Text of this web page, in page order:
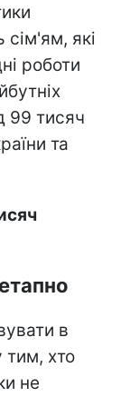
які
роботи
99 тисяч
та
в
тим, хто
не